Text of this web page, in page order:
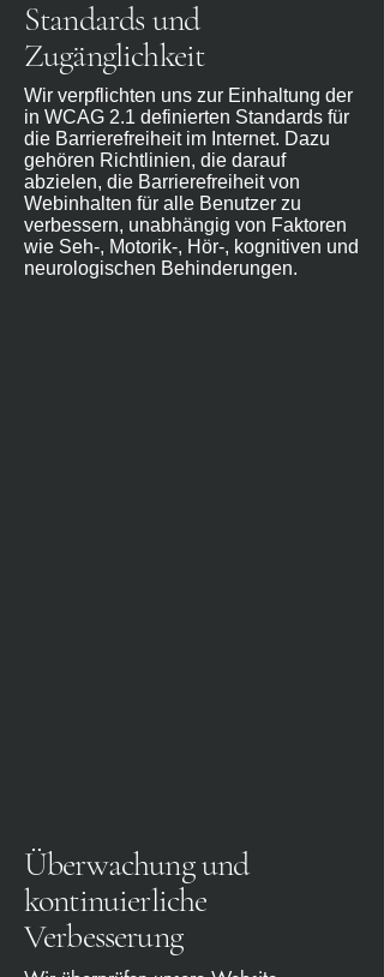
Standards und
Zugänglichkeit
Wir verpflichten uns zur Einhaltung der
in WCAG 2.1 definierten Standards für
die Barrierefreiheit im Internet. Dazu
gehören Richtlinien, die darauf
abzielen, die Barrierefreiheit von
Webinhalten für alle Benutzer zu
verbessern, unabhängig von Faktoren
wie Seh-, Motorik-, Hör-, kognitiven und
neurologischen Behinderungen.
Überwachung und
kontinuierliche
Verbesserung